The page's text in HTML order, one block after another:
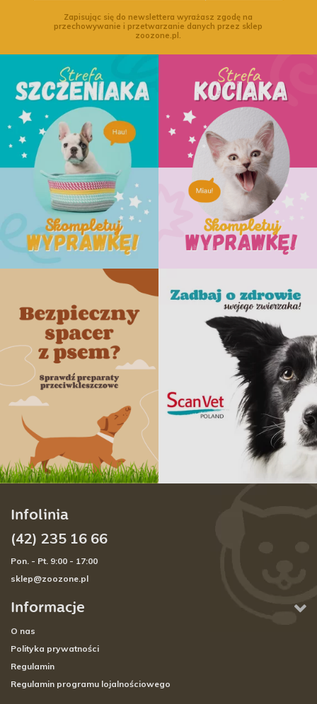
Zapisując się do newslettera wyrażasz zgodę na
przechowywanie i przetwarzanie danych przez sklep
zoozone.pl.
Informacje
O nas
Polityka prywatności
Regulamin
Regulamin programu lojalnościowego
Infolinia
(42) 235 16 66
Pon. - Pt. 9:00 - 17:00
sklep@zoozone.pl